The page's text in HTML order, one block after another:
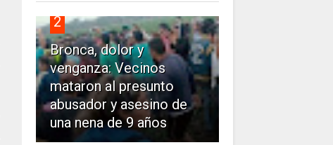
2
Bronca, dolor y
venganza: Vecinos
mataron al presunto
abusador y asesino de
una nena de 9 años